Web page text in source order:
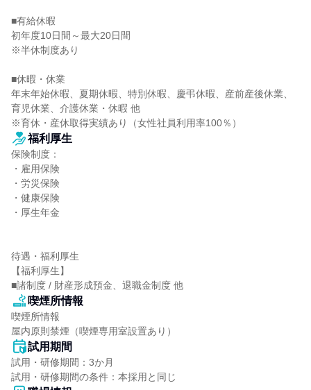
■有給休暇
初年度10日間～最大20日間
※半休制度あり
■休暇・休業
年末年始休暇、夏期休暇、特別休暇、慶弔休暇、産前産後休業、
育児休業、介護休業・休暇 他
※育休・産休取得実績あり（女性社員利用率100％）
福利厚生
保険制度：
・雇用保険
・労災保険
・健康保険
・厚生年金
待遇・福利厚生
【福利厚生】
■諸制度 / 財産形成預金、退職金制度 他
喫煙所情報
喫煙所情報
屋内原則禁煙（喫煙専用室設置あり）
試用期間
試用・研修期間：3か月